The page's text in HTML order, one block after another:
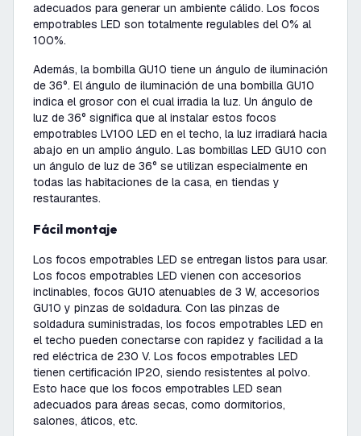
adecuados para generar un ambiente cálido. Los focos
empotrables LED son totalmente regulables del 0% al
100%.
Además, la bombilla GU10 tiene un ángulo de iluminación
de 36°. El ángulo de iluminación de una bombilla GU10
indica el grosor con el cual irradia la luz. Un ángulo de
luz de 36° significa que al instalar estos focos
empotrables LV100 LED en el techo, la luz irradiará hacia
abajo en un amplio ángulo. Las bombillas LED GU10 con
un ángulo de luz de 36° se utilizan especialmente en
todas las habitaciones de la casa, en tiendas y
restaurantes.
Fácil montaje
Los focos empotrables LED se entregan listos para usar.
Los focos empotrables LED vienen con accesorios
inclinables, focos GU10 atenuables de 3 W, accesorios
GU10 y pinzas de soldadura. Con las pinzas de
soldadura suministradas, los focos empotrables LED en
el techo pueden conectarse con rapidez y facilidad a la
red eléctrica de 230 V. Los focos empotrables LED
tienen certificación IP20, siendo resistentes al polvo.
Esto hace que los focos empotrables LED sean
adecuados para áreas secas, como dormitorios,
salones, áticos, etc.